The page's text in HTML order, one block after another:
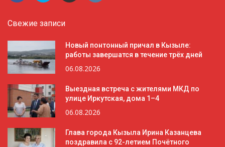
Свежие записи
Новый понтонный причал в Кызыле:
работы завершатся в течение трёх дней
06.08.2026
Выездная встреча с жителями МКД по
улице Иркутская, дома 1–4
06.08.2026
Глава города Кызыла Ирина Казанцева
поздравила с 92-летием Почётного